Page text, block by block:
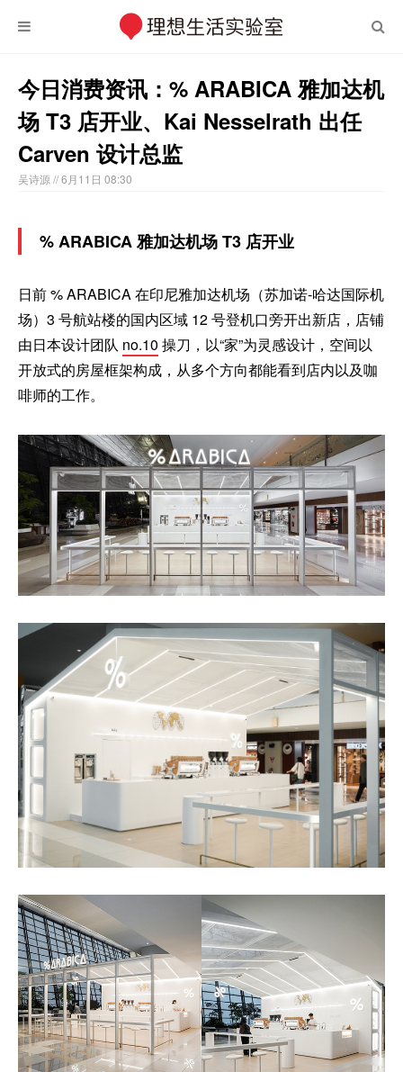
今日消费资讯：% ARABICA 雅加达机
场 T3 店开业、Kai Nesselrath 出任
Carven 设计总监
吴诗源 // 6月11日 08:30
% ARABICA 雅加达机场 T3 店开业
日前 % ARABICA 在印尼雅加达机场（苏加诺-哈达国际机
场）3 号航站楼的国内区域 12 号登机口旁开出新店，店铺
由日本设计团队 no.10 操刀，以“家”为灵感设计，空间以
开放式的房屋框架构成，从多个方向都能看到店内以及咖
啡师的工作。